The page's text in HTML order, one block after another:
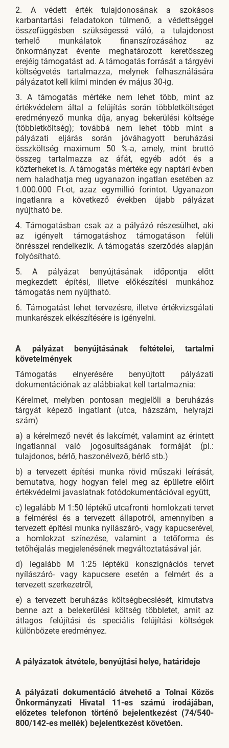
2. A védett érték tulajdonosának a szokásos
karbantartási feladatokon túlmenő, a védettséggel
összefüggésben szükségessé váló, a tulajdonost
terhelő munkálatok finanszírozásához az
önkormányzat évente meghatározott keretösszeg
erejéig támogatást ad. A támogatás forrását a tárgyévi
költségvetés tartalmazza, melynek felhasználására
pályázatot kell kiírni minden év május 30-ig.
3. A támogatás mértéke nem lehet több, mint az
értékvédelem által a felújítás során többletköltséget
eredményező munka díja, anyag bekerülési költsége
(többletköltség); továbbá nem lehet több mint a
pályázati eljárás során jóváhagyott beruházási
összköltség maximum 50 %-a, amely, mint bruttó
összeg tartalmazza az áfát, egyéb adót és a
közterheket is. A támogatás mértéke egy naptári évben
nem haladhatja meg ugyanazon ingatlan esetében az
1.000.000 Ft-ot, azaz egymillió forintot. Ugyanazon
ingatlanra a következő években újabb pályázat
nyújtható be.
4. Támogatásban csak az a pályázó részesülhet, aki
az igényelt támogatáshoz támogatáson felüli
önrésszel rendelkezik. A támogatás szerződés alapján
folyósítható.
5. A pályázat benyújtásának időpontja előtt
megkezdett építési, illetve előkészítési munkához
támogatás nem nyújtható.
6. Támogatást lehet tervezésre, illetve értékvizsgálati
munkarészek elkészítésére is igényelni.
A pályázat benyújtásának feltételei, tartalmi
követelmények
Támogatás elnyerésére benyújtott pályázati
dokumentációnak az alábbiakat kell tartalmaznia:
Kérelmet, melyben pontosan megjelöli a beruházás
tárgyát képező ingatlant (utca, házszám, helyrajzi
szám)
a) a kérelmező nevét és lakcímét, valamint az érintett
ingatlannal való jogosultságának formáját (pl.:
tulajdonos, bérlő, haszonélvező, bérlő stb.)
b) a tervezett építési munka rövid műszaki leírását,
bemutatva, hogy hogyan felel meg az épületre előírt
értékvédelmi javaslatnak fotódokumentációval együtt,
c) legalább M 1:50 léptékű utcafronti homlokzati tervet
a felmérési és a tervezett állapotról, amennyiben a
tervezett építési munka nyílászáró-, vagy kapucserével,
a homlokzat színezése, valamint a tetőforma és
tetőhéjalás megjelenésének megváltoztatásával jár.
d) legalább M 1:25 léptékű konszignációs tervet
nyílászáró- vagy kapucsere esetén a felmért és a
tervezett szerkezetről,
e) a tervezett beruházás költségbecslését, kimutatva
benne azt a belekerülési költség többletet, amit az
átlagos felújítási és speciális felújítási költségek
különbözete eredményez.
A pályázatok átvétele, benyújtási helye, határideje
A pályázati dokumentáció átvehető a Tolnai Közös
Önkormányzati Hivatal 11-es számú irodájában,
előzetes telefonon történő bejelentkezést (74/540-
800/142-es mellék) bejelentkezést követően.